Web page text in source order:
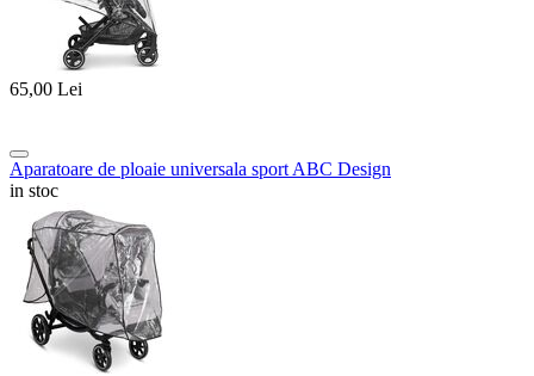
65,00 Lei
Aparatoare de ploaie universala sport ABC Design
in stoc